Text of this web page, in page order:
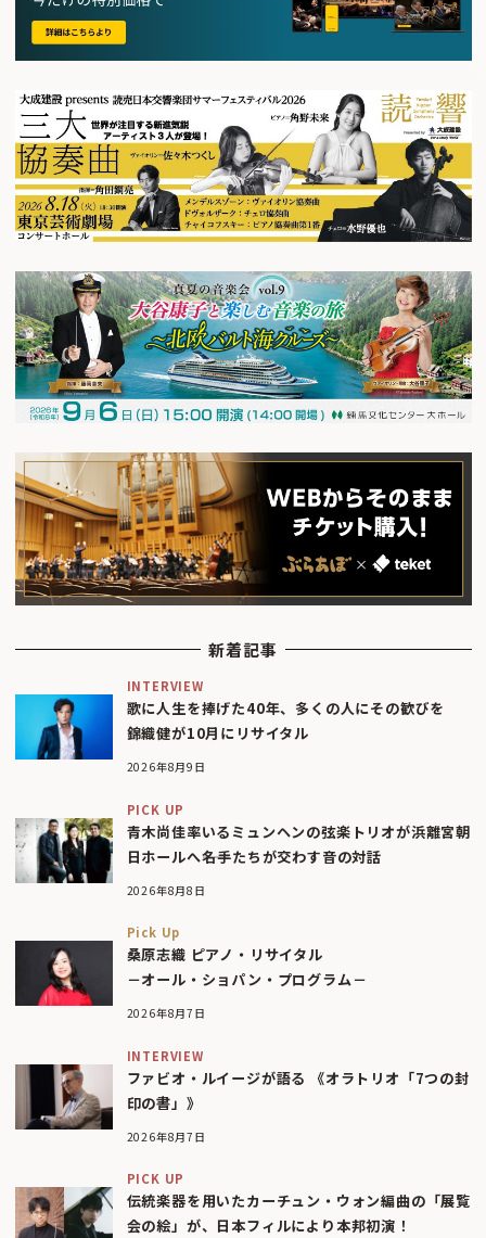
新着記事
INTERVIEW
歌に人生を捧げた40年、多くの人にその歓びを
錦織健が10月にリサイタル
2026年8月9日
PICK UP
青木尚佳率いるミュンヘンの弦楽トリオが浜離宮朝
日ホールへ――名手たちが交わす音の対話
2026年8月8日
Pick Up
桑原志織 ピアノ・リサイタル
－オール・ショパン・プログラム－
2026年8月7日
INTERVIEW
ファビオ・ルイージが語る 《オラトリオ「7つの封
印の書」》
2026年8月7日
PICK UP
伝統楽器を用いたカーチュン・ウォン編曲の「展覧
会の絵」が、日本フィルにより本邦初演！